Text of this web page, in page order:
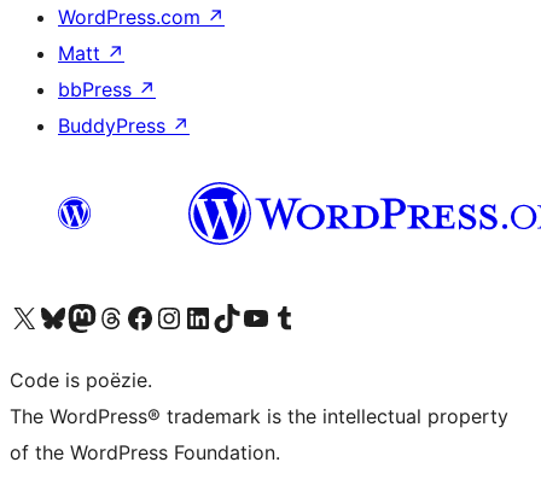
WordPress.com ↗
Matt ↗
bbPress ↗
BuddyPress ↗
Bezoek ons X (voorheen Twitter) account
Bezoek ons Bluesky account
Bezoek ons Mastodon account
Bezoek ons Threads account
Onze Facebook pagina bezoeken
Bezoek ons Instagram account
Bezoek ons LinkedIn account
Bezoek ons TikTok account
Bezoek ons YouTube kanaalBezoek ons Tumblr account
Code is poëzie.
The WordPress® trademark is the intellectual property
of the WordPress Foundation.